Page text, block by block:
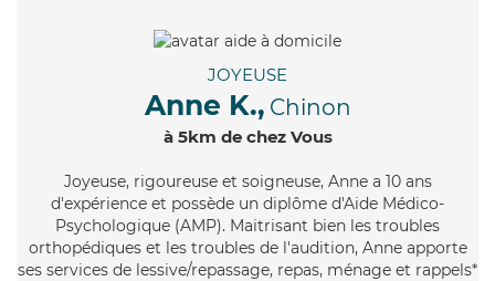
JOYEUSE
Anne K., Chinon
à 5km de chez Vous
Joyeuse, rigoureuse et soigneuse, Anne a 10 ans
d'expérience et possède un diplôme d'Aide Médico-
Psychologique (AMP). Maitrisant bien les troubles
orthopédiques et les troubles de l'audition, Anne apporte
ses services de lessive/repassage, repas, ménage et rappels*